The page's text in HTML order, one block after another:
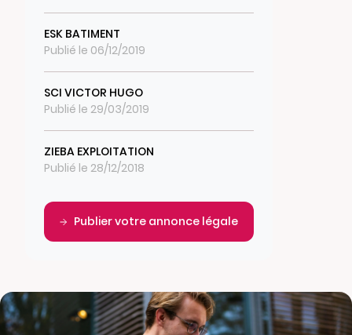
ESK BATIMENT
Publié le 06/12/2019
SCI VICTOR HUGO
Publié le 29/03/2019
ZIEBA EXPLOITATION
Publié le 28/12/2018
Publier votre annonce légale